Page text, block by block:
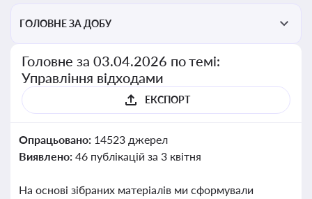
ГОЛОВНЕ ЗА ДОБУ
Головне за 03.04.2026 по темі:
Управління відходами
ЕКСПОРТ
Опрацьовано: 14523 джерел
Виявлено: 46 публікацій за 3 квітня
На основі зібраних матеріалів ми сформували